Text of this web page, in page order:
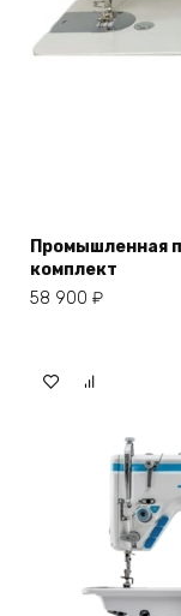
Промышленная
комплект
58 900 ₽